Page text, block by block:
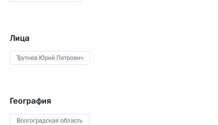
Лица
Трутнев Юрий Петрович
География
Волгоградская область